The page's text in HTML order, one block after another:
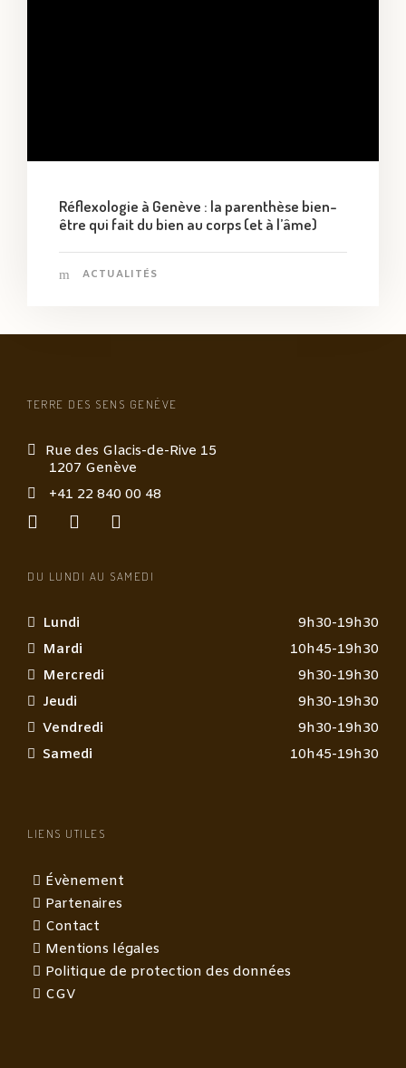
Réflexologie à Genève : la parenthèse bien-
être qui fait du bien au corps (et à l’âme)
ACTUALITÉS
TERRE DES SENS GENÈVE
Rue des Glacis-de-Rive 15
1207 Genève
+41 22 840 00 48
DU LUNDI AU SAMEDI
Lundi
9h30-19h30
Mardi
10h45-19h30
Mercredi
9h30-19h30
Jeudi
9h30-19h30
Vendredi
9h30-19h30
Samedi
10h45-19h30
LIENS UTILES
Évènement
Partenaires
Contact
Mentions légales
Politique de protection des données
CGV